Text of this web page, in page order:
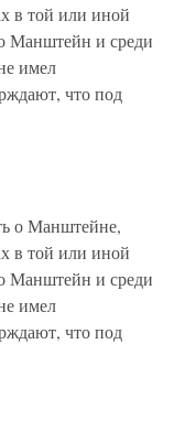
в той или иной
Манштейн и среди
имел
что под
о Манштейне,
в той или иной
Манштейн и среди
имел
что под